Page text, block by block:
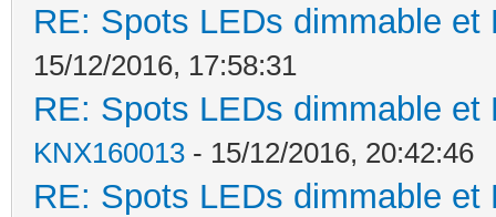
RE: Spots LEDs dimmable
15/12/2016, 17:58:31
RE: Spots LEDs dimmable
KNX160013 - 15/12/2016, 20:42:46
RE: Spots LEDs dimmable